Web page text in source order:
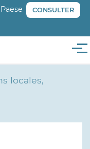
CONSULTER
locales